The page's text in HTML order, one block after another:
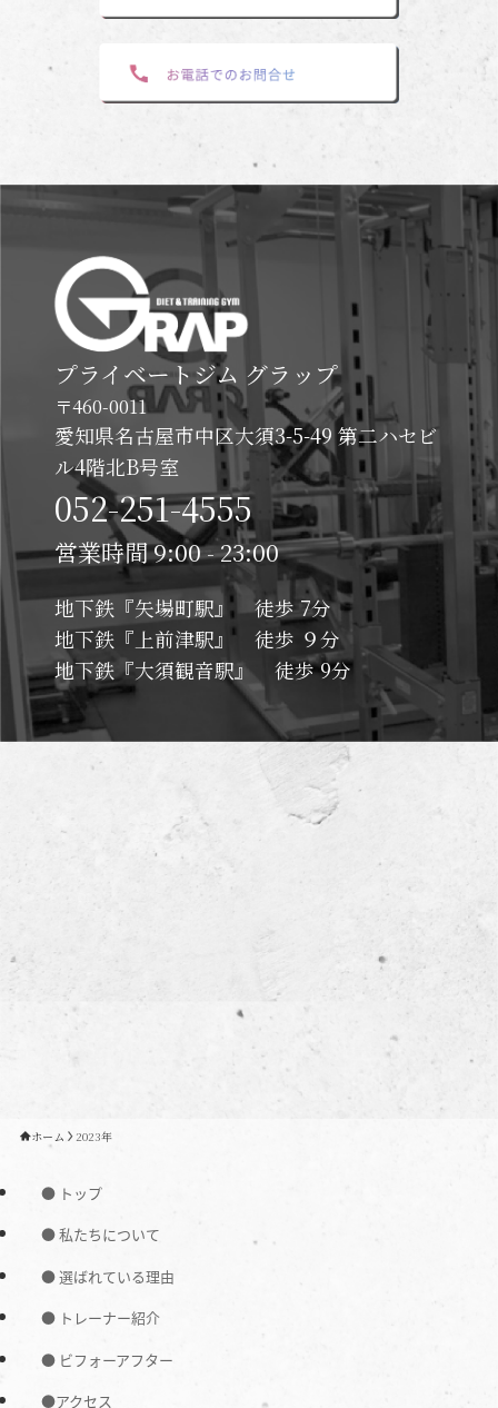
プライベートジム グラップ
〒460-0011
愛知県名古屋市中区大須3-5-49 第二ハセビ
ル4階北B号室
052-251-4555
営業時間 9:00 - 23:00
地下鉄『矢場町駅』 徒歩 7分
地下鉄『上前津駅』 徒歩 ９分
地下鉄『大須観音駅』 徒歩 9分
ホーム 2023年
● トップ
● 私たちについて
● 選ばれている理由
● トレーナー紹介
● ビフォーアフター
●アクセス